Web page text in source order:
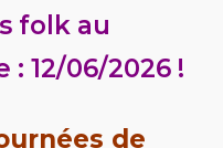
folk au
: 12/06/2026 !
de